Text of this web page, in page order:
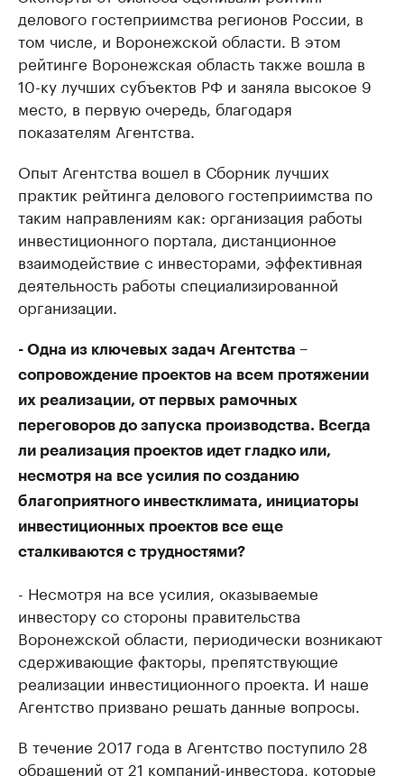
делового гостеприимства регионов России, в
том числе, и Воронежской области. В этом
рейтинге Воронежская область также вошла в
10-ку лучших субъектов РФ и заняла высокое 9
место, в первую очередь, благодаря
показателям Агентства.
Опыт Агентства вошел в Сборник лучших
практик рейтинга делового гостеприимства по
таким направлениям как: организация работы
инвестиционного портала, дистанционное
взаимодействие с инвесторами, эффективная
деятельность работы специализированной
организации.
- Одна из ключевых задач Агентства –
сопровождение проектов на всем протяжении
их реализации, от первых рамочных
переговоров до запуска производства. Всегда
ли реализация проектов идет гладко или,
несмотря на все усилия по созданию
благоприятного инвестклимата, инициаторы
инвестиционных проектов все еще
сталкиваются с трудностями?
- Несмотря на все усилия, оказываемые
инвестору со стороны правительства
Воронежской области, периодически возникают
сдерживающие факторы, препятствующие
реализации инвестиционного проекта. И наше
Агентство призвано решать данные вопросы.
В течение 2017 года в Агентство поступило 28
обращений от 21 компаний-инвестора, которые